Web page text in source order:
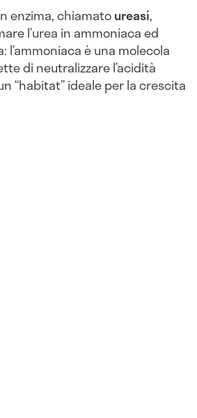
enzima, chiamatoureasi,
l’urea in ammoniaca ed
l’ammoniaca è una molecola
di neutralizzare l’acidità
“habitat” ideale per la crescita